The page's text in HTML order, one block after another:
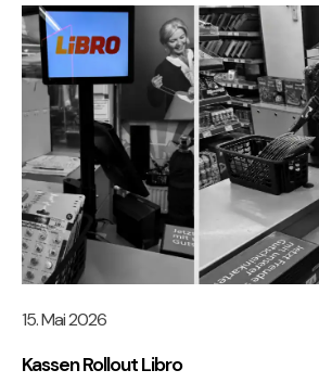
15. Mai 2026
Kassen Rollout Libro